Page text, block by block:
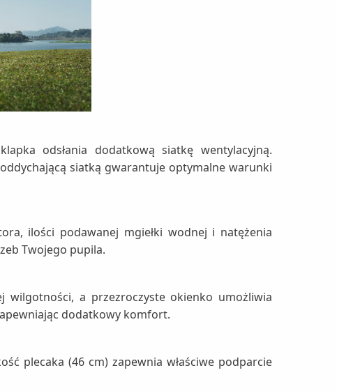
odsłania dodatkową siatkę wentylacyjną.
siatką gwarantuje optymalne warunki
ilości podawanej mgiełki wodnej i natężenia
Twojego pupila.
wilgotności, a przezroczyste okienko umożliwia
dodatkowy komfort.
plecaka (46 cm) zapewnia właściwe podparcie